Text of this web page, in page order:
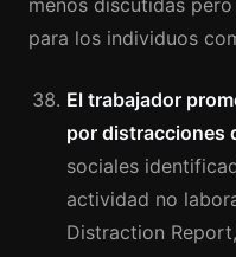
menos discutidas
para los individuos
El trabajador
por distracciones
sociales
actividad no
Distraction